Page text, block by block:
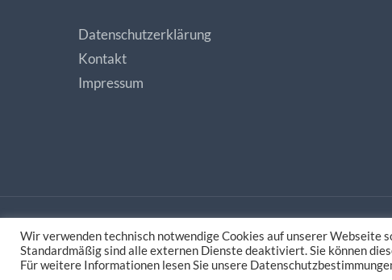
Datenschutzerklärung
Kontakt
Impressum
Made with love bynatias.de - Digitale
Wir verwenden technisch notwendige Cookies auf unserer Webseite
Standardmäßig sind alle externen Dienste deaktiviert. Sie können
Für weitere Informationen lesen Sie unsere